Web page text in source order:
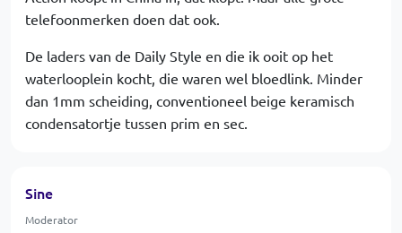
telefoonmerken doen dat ook.
De laders van de Daily Style en die ik ooit op het
waterlooplein kocht, die waren wel bloedlink. Minder
dan 1mm scheiding, conventioneel beige keramisch
condensatortje tussen prim en sec.
Sine
Moderator